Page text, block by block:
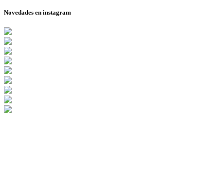
Novedades en instagram